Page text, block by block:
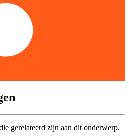
gerelateerd zijn aan dit onderwerp.